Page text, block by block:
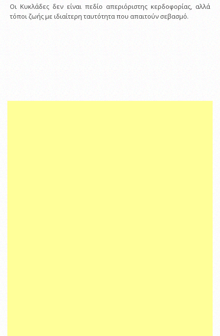
Οι Κυκλάδες δεν είναι πεδίο απεριόριστης κερδοφορίας, αλλά
τόποι ζωής με ιδιαίτερη ταυτότητα που απαιτούν σεβασμό.